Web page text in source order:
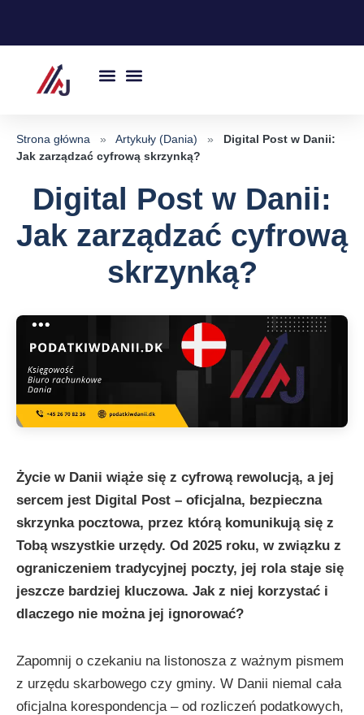
Przejdź
treści
Strona główna » Artykuły (Dania) »
Digital Post w Danii:
Jak zarządzać cyfrową skrzynką?
Digital Post w Danii:
Jak zarządzać cyfrową
skrzynką?
Życie w Danii wiąże się z cyfrową rewolucją, a jej
sercem jest Digital Post – oficjalna, bezpieczna
skrzynka pocztowa, przez którą komunikują się z
Tobą wszystkie urzędy. Od 2025 roku, w związku z
ograniczeniem tradycyjnej poczty, jej rola staje się
jeszcze bardziej kluczowa. Jak z niej korzystać i
dlaczego nie można jej ignorować?
Zapomnij o czekaniu na listonosza z ważnym pismem
z urzędu skarbowego czy gminy. W Danii niemal cała
oficjalna korespondencja – od rozliczeń podatkowych,